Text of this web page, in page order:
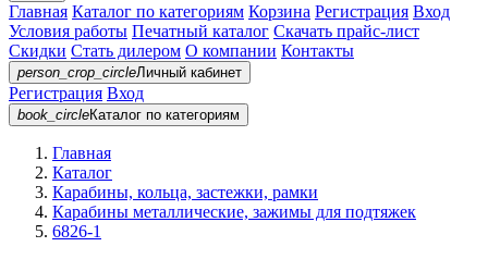
Главная Каталог по категориям Корзина Регистрация Вход
Условия работы Печатный каталог Скачать прайс-лист
Скидки Стать дилером О компании Контакты
person_crop_circleЛичный кабинет
Регистрация Вход
book_circleКаталог по категориям
Главная
Каталог
Карабины, кольца, застежки, рамки
Карабины металлические, зажимы для подтяжек
6826-1